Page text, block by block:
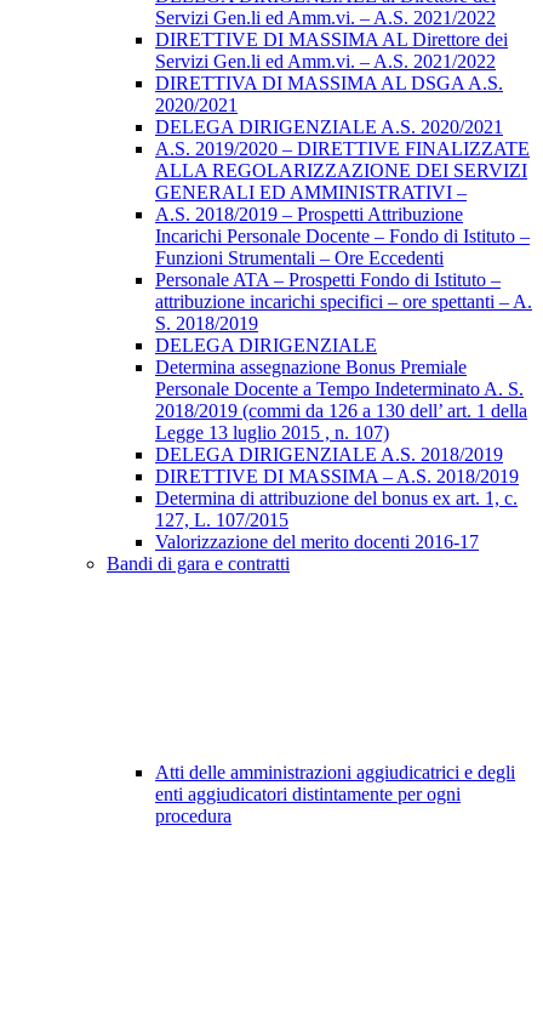
Servizi Gen.li ed Amm.vi. – A.S. 2021/2022
DIRETTIVE DI MASSIMA AL Direttore dei
Servizi Gen.li ed Amm.vi. – A.S. 2021/2022
DIRETTIVA DI MASSIMA AL DSGA A.S.
2020/2021
DELEGA DIRIGENZIALE A.S. 2020/2021
A.S. 2019/2020 – DIRETTIVE FINALIZZATE
ALLA REGOLARIZZAZIONE DEI SERVIZI
GENERALI ED AMMINISTRATIVI –
A.S. 2018/2019 – Prospetti Attribuzione
Incarichi Personale Docente – Fondo di Istituto –
Funzioni Strumentali – Ore Eccedenti
Personale ATA – Prospetti Fondo di Istituto –
attribuzione incarichi specifici – ore spettanti – A.
S. 2018/2019
DELEGA DIRIGENZIALE
Determina assegnazione Bonus Premiale
Personale Docente a Tempo Indeterminato A. S.
2018/2019 (commi da 126 a 130 dell’ art. 1 della
Legge 13 luglio 2015 , n. 107)
DELEGA DIRIGENZIALE A.S. 2018/2019
DIRETTIVE DI MASSIMA – A.S. 2018/2019
Determina di attribuzione del bonus ex art. 1, c.
127, L. 107/2015
Valorizzazione del merito docenti 2016-17
Bandi di gara e contratti
Atti delle amministrazioni aggiudicatrici e degli
enti aggiudicatori distintamente per ogni
procedura